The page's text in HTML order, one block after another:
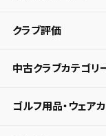
クラブ評価
中古クラブカテゴリ
ゴルフ用品・ウェア